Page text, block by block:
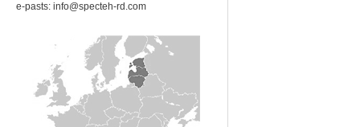
e-pasts: info@specteh-rd.com